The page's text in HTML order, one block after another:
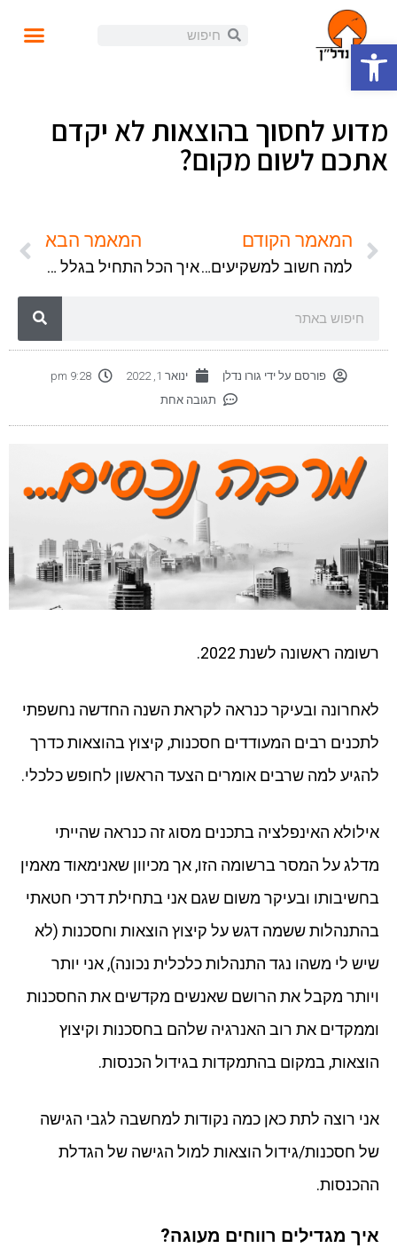
מדוע לחסוך בהוצאות לא יקדם
אתכם לשום מקום?
המאמר הקודם
למה חשוב למשקיעים להבין את ההבדל בין סטוץ למערכת יחסים?
המאמר הבא
איך הכל התחיל בגלל טלויזיה ומהי חשיבה צרכנית?
פורסם על ידי גורו נדלן ינואר 1, 2022
9:28 pm
תגובה אחת
רשומה ראשונה לשנת 2022.
לאחרונה ובעיקר כנראה לקראת השנה החדשה נחשפתי
לתכנים רבים המעודדים חסכנות, קיצוץ בהוצאות כדרך
להגיע למה שרבים אומרים הצעד הראשון לחופש כלכלי.
אילולא האינפלציה בתכנים מסוג זה כנראה שהייתי
מדלג על המסר ברשומה הזו, אך מכיוון שאנימאוד מאמין
בחשיבותו ובעיקר משום שגם אני בתחילת דרכי חטאתי
בהתנהלות ששמה דגש על קיצוץ הוצאות וחסכנות (לא
שיש לי משהו נגד התנהלות כלכלית נכונה), אני יותר
ויותר מקבל את הרושם שאנשים מקדשים את החסכנות
וממקדים את רוב האנרגיה שלהם בחסכנות וקיצוץ
הוצאות, במקום בהתמקדות בגידול הכנסות.
אני רוצה לתת כאן כמה נקודות למחשבה לגבי הגישה
של חסכנות/גידול הוצאות למול הגישה של הגדלת
ההכנסות.
איך מגדילים רווחים מעוגה?
פתח סרגל נגישות